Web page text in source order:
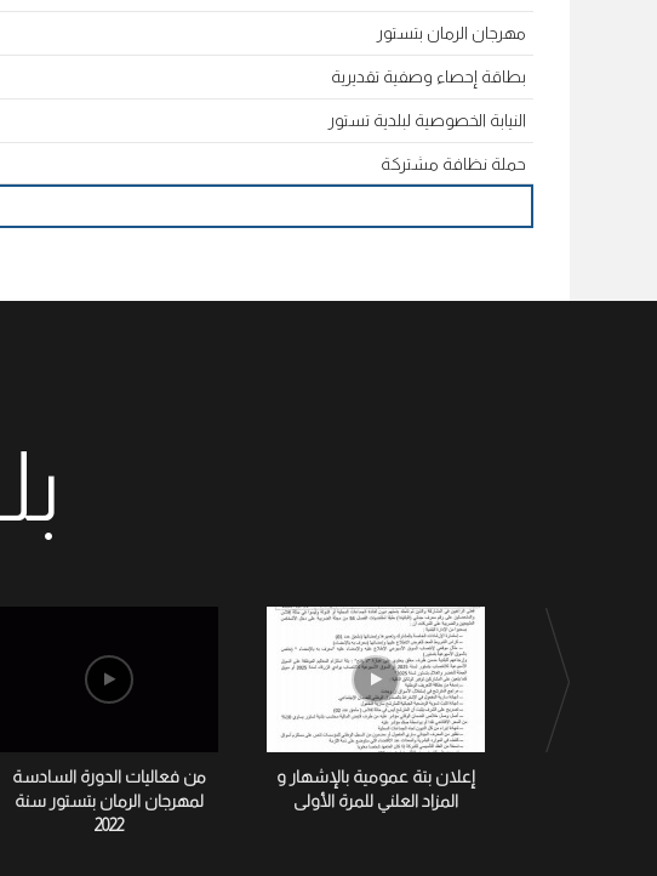
مهرجان الرمان بتستور
بطاقة إحصاء وصفية تقديرية
النيابة الخصوصية لبلدية تستور
حملة نظافة مشتركة
إعلان بتة عمومية بالإشهار و
المزاد العلني للمرة الأولى
من فعاليات الدورة السادسة
لمهرجان الرمان بتستور سنة
2022